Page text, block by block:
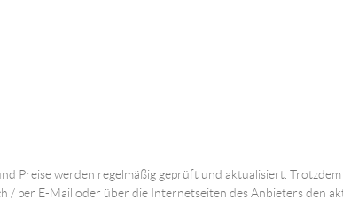
Preise werden regelmäßig geprüft und aktualisiert.
/ per E-Mail oder über die Internetseiten des Anbieters den